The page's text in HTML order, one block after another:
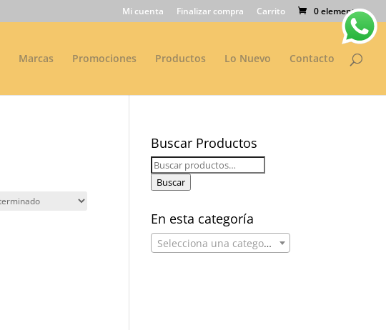
Mi cuenta Finalizar compra Carrito 0 elementos
Marcas Promociones Productos Lo Nuevo Contacto
Buscar Productos
Buscar
por:
Buscar
En esta categoría
Selecciona una categoría